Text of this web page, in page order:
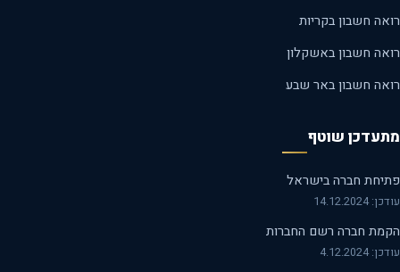
חשבון בקריות
חשבון באשקלון
חשבון באר שבע
שוטף
חברה בישראל
חברה רשם החברות